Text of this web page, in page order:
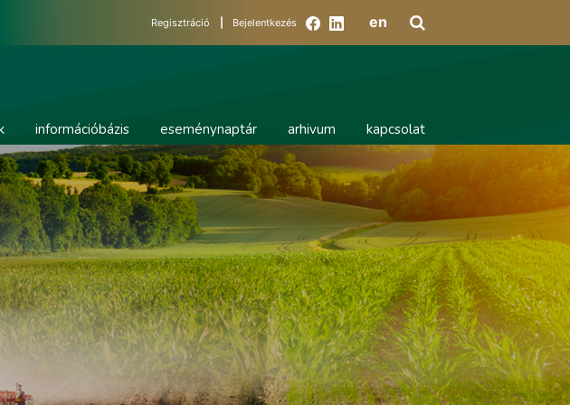
Regisztráció Bejelentkezés en
információbázis eseménynaptár arhivum kapcsolat